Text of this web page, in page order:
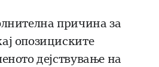
причина за
опозициските
дејствување на